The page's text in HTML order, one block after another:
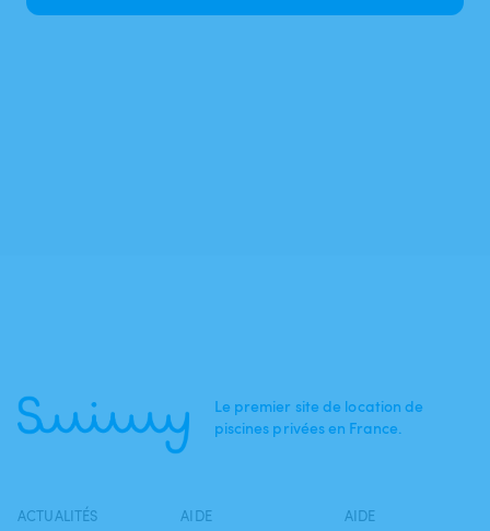
Le premier site de location de
piscines privées en France.
ACTUALITÉS AIDE AIDE